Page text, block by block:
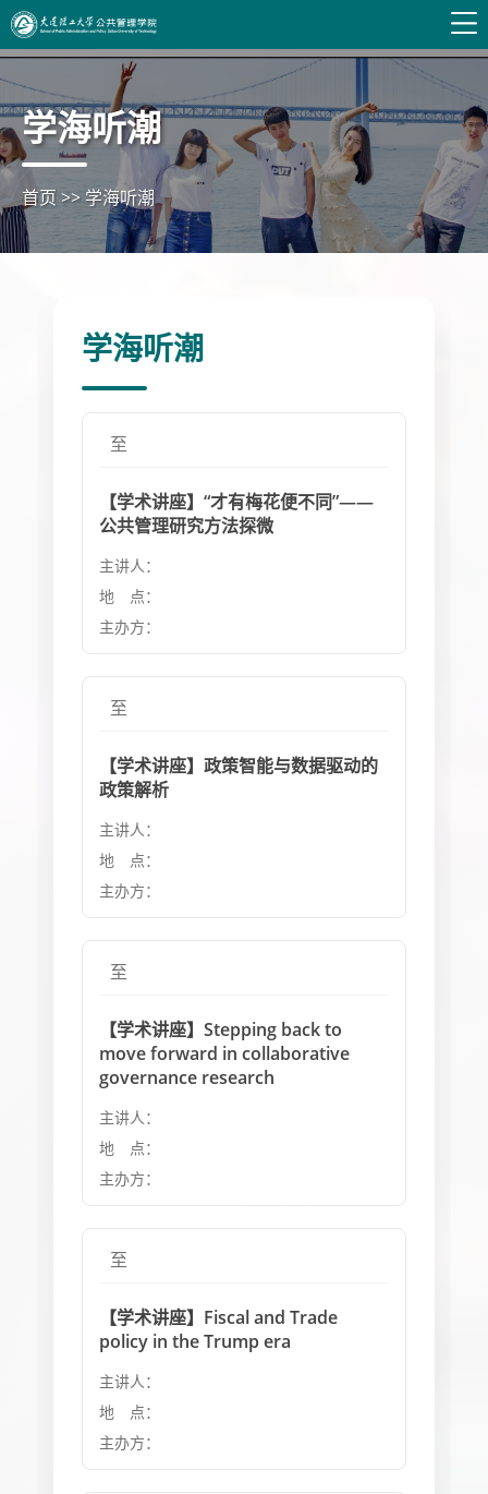
学海听潮
首页 >> 学海听潮
学海听潮
至
【学术讲座】“才有梅花便不同”——
公共管理研究方法探微
主讲人：
地 点：
主办方：
至
【学术讲座】政策智能与数据驱动的
政策解析
主讲人：
地 点：
主办方：
至
【学术讲座】Stepping back to
move forward in collaborative
governance research
主讲人：
地 点：
主办方：
至
【学术讲座】Fiscal and Trade
policy in the Trump era
主讲人：
地 点：
主办方：